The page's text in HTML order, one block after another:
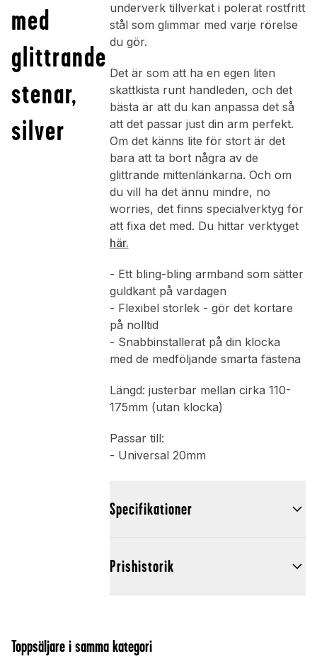
med
glittrande
stenar,
silver
underverk tillverkat i polerat rostfritt
stål som glimmar med varje rörelse
du gör.
Det är som att ha en egen liten
skattkista runt handleden, och det
bästa är att du kan anpassa det så
att det passar just din arm perfekt.
Om det känns lite för stort är det
bara att ta bort några av de
glittrande mittenlänkarna. Och om
du vill ha det ännu mindre, no
worries, det finns specialverktyg för
att fixa det med. Du hittar verktyget
här.
- Ett bling-bling armband som sätter
guldkant på vardagen
- Flexibel storlek - gör det kortare
på nolltid
- Snabbinstallerat på din klocka
med de medföljande smarta fästena
Längd: justerbar mellan cirka 110-
175mm (utan klocka)
Passar till:
- Universal 20mm
Specifikationer
Prishistorik
Toppsäljare i samma kategori